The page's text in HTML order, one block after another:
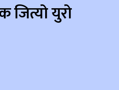
जित्यो युरो